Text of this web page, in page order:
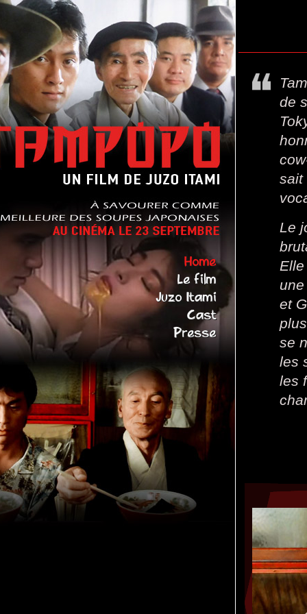
Home
Le film
Juzo Itami
Cast
Presse
de
sait
Le
et
se
les
les